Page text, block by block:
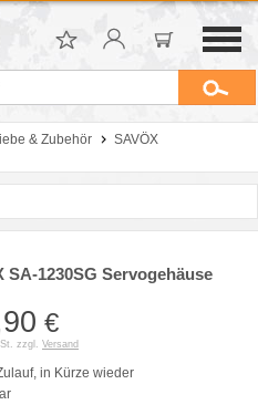
& Zubehör
SAVÖX
SA-1230SG Servogehäuse
€
zzgl. Versand
in Kürze wieder